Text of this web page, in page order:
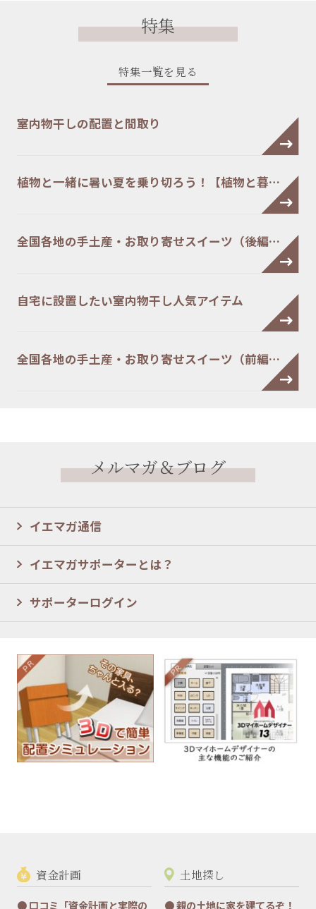
特集
特集一覧を見る
室内物干しの配置と間取り
植物と一緒に暑い夏を乗り切ろう！【植物と暮…
全国各地の手土産・お取り寄せスイーツ（後編…
自宅に設置したい室内物干し人気アイテム
全国各地の手土産・お取り寄せスイーツ（前編…
メルマガ＆ブログ
イエマガ通信
イエマガサポーターとは？
サポーターログイン
資金計画
口コミ「資金計画と実際の
土地探し
親の土地に家を建てるぞ！